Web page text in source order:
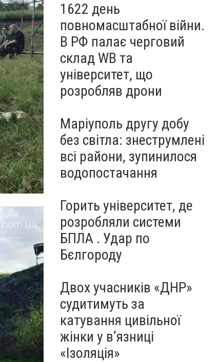
1622 день
повномасштабної війни.
В РФ палає черговий
склад WB та
університет, що
розробляв дрони
Маріуполь другу добу
без світла: знеструмлені
всі райони, зупинилося
водопостачання
Горить університет, де
розробляли системи
БПЛА . Удар по
Бєлгороду
Двох учасників «ДНР»
судитимуть за
катування цивільної
жінки у в’язниці
«Ізоляція»